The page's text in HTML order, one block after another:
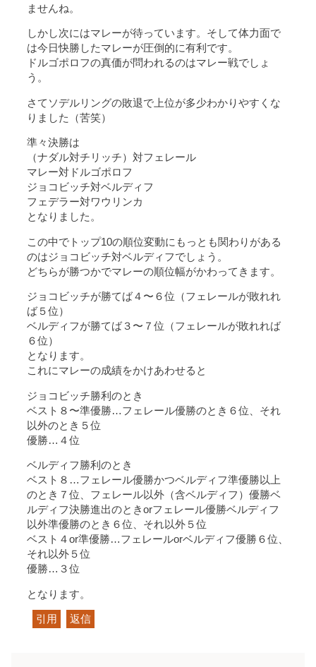
ませんね。
しかし次にはマレーが待っています。そして体力面で
は今日快勝したマレーが圧倒的に有利です。
ドルゴポロフの真価が問われるのはマレー戦でしょ
う。
さてソデルリングの敗退で上位が多少わかりやすくな
りました（苦笑）
準々決勝は
（ナダル対チリッチ）対フェレール
マレー対ドルゴポロフ
ジョコビッチ対ベルディフ
フェデラー対ワウリンカ
となりました。
この中でトップ10の順位変動にもっとも関わりがある
のはジョコビッチ対ベルディフでしょう。
どちらが勝つかでマレーの順位幅がかわってきます。
ジョコビッチが勝てば４〜６位（フェレールが敗れれ
ば５位）
ベルディフが勝てば３〜７位（フェレールが敗れれば
６位）
となります。
これにマレーの成績をかけあわせると
ジョコビッチ勝利のとき
ベスト８〜準優勝…フェレール優勝のとき６位、それ
以外のとき５位
優勝…４位
ベルディフ勝利のとき
ベスト８…フェレール優勝かつベルディフ準優勝以上
のとき７位、フェレール以外（含ベルディフ）優勝ベ
ルディフ決勝進出のときorフェレール優勝ベルディフ
以外準優勝のとき６位、それ以外５位
ベスト４or準優勝…フェレールorベルディフ優勝６位、
それ以外５位
優勝…３位
となります。
引用 返信